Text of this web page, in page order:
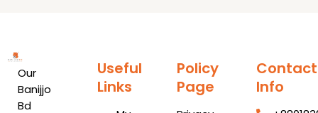
Our
Banijjo
Bd
Useful
Links
Policy
Page
Contact
Info